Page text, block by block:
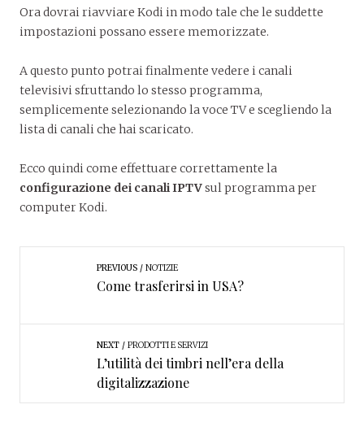
Ora dovrai riavviare Kodi in modo tale che le suddette
impostazioni possano essere memorizzate.
A questo punto potrai finalmente vedere i canali
televisivi sfruttando lo stesso programma,
semplicemente selezionando la voce TV e scegliendo la
lista di canali che hai scaricato.
Ecco quindi come effettuare correttamente la
configurazione dei canali IPTVsul programma per
computer Kodi.
PREVIOUS NOTIZIE
Come trasferirsi in USA?
NEXT PRODOTTI E SERVIZI
L’utilità dei timbri nell’era della
digitalizzazione